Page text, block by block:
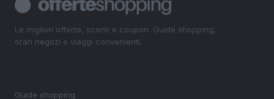
Le migliori offerte, sconti e coupon. Guide shopping,
orari negozi e viaggi convenienti.
Guide shopping